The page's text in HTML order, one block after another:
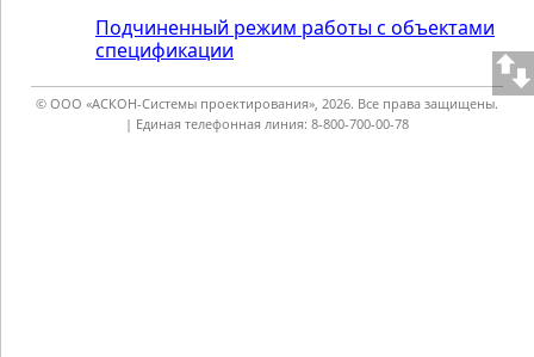
Подчиненный режим работы с объектами
спецификации
© ООО «АСКОН-Системы проектирования», 2026. Все права защищены.
| Единая телефонная линия: 8-800-700-00-78